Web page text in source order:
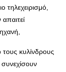
τηλεχειρισμό,
τους κυλίνδρους